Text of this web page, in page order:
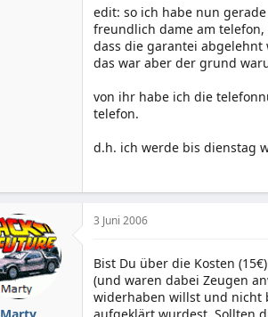
edit: so ich habe nun
freundlich dame am
dass die garantei
das war aber der grund
von ihr habe ich die
telefon.
d.h. ich werde bis dienstag
Marty
3 Juni 2006
Bist Du über die Kosten
(und waren dabei Zeugen
widerhaben willst und nicht
aufgeklärt wurdest. Sollten